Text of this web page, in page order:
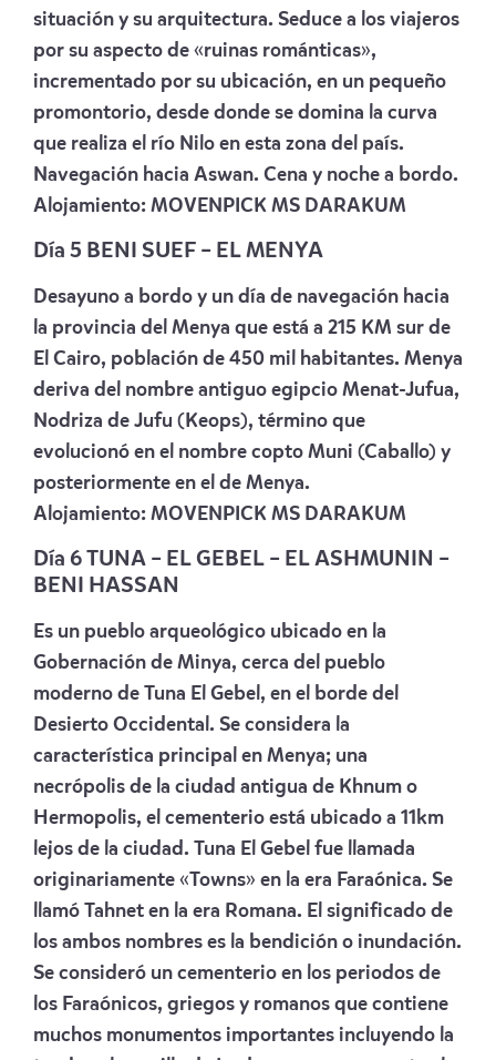
situación y su arquitectura. Seduce a los viajeros
por su aspecto de «ruinas románticas»,
incrementado por su ubicación, en un pequeño
promontorio, desde donde se domina la curva
que realiza el río Nilo en esta zona del país.
Navegación hacia Aswan. Cena y noche a bordo.
Alojamiento: MOVENPICK MS DARAKUM
Día 5 BENI SUEF – EL MENYA
Desayuno a bordo y un día de navegación hacia
la provincia del Menya que está a 215 KM sur de
El Cairo, población de 450 mil habitantes. Menya
deriva del nombre antiguo egipcio Menat-Jufua,
Nodriza de Jufu (Keops), término que
evolucionó en el nombre copto Muni (Caballo) y
posteriormente en el de Menya.
Alojamiento: MOVENPICK MS DARAKUM
Día 6 TUNA – EL GEBEL – EL ASHMUNIN –
BENI HASSAN
Es un pueblo arqueológico ubicado en la
Gobernación de Minya, cerca del pueblo
moderno de Tuna El Gebel, en el borde del
Desierto Occidental. Se considera la
característica principal en Menya; una
necrópolis de la ciudad antigua de Khnum o
Hermopolis, el cementerio está ubicado a 11km
lejos de la ciudad. Tuna El Gebel fue llamada
originariamente «Towns» en la era Faraónica. Se
llamó Tahnet en la era Romana. El significado de
los ambos nombres es la bendición o inundación.
Se consideró un cementerio en los periodos de
los Faraónicos, griegos y romanos que contiene
muchos monumentos importantes incluyendo la